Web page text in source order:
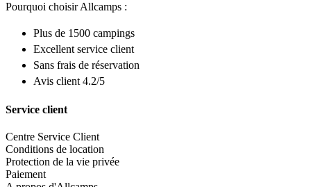
Pourquoi choisir Allcamps :
Plus de 1500 campings
Excellentservice client
Sans frais de réservation
Avis client 4.2/5
Service client
Centre Service Client
Conditions de location
Protection de la vie privée
Paiement